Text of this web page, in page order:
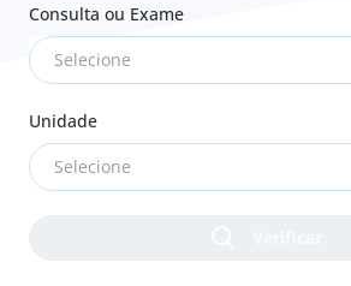
Consulta ou Exame
Selecione
Unidade
Selecione